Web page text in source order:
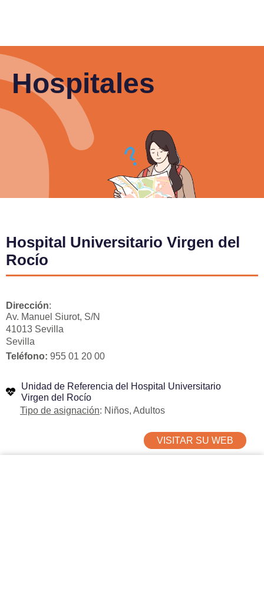
Hospitales
Hospital Universitario Virgen del
Rocío
Dirección:
Av. Manuel Siurot, S/N
41013 Sevilla
Sevilla
Teléfono: 955 01 20 00
Unidad de Referencia del Hospital Universitario
Virgen del Rocío
Tipo de asignación: Niños, Adultos
VISITAR SU WEB